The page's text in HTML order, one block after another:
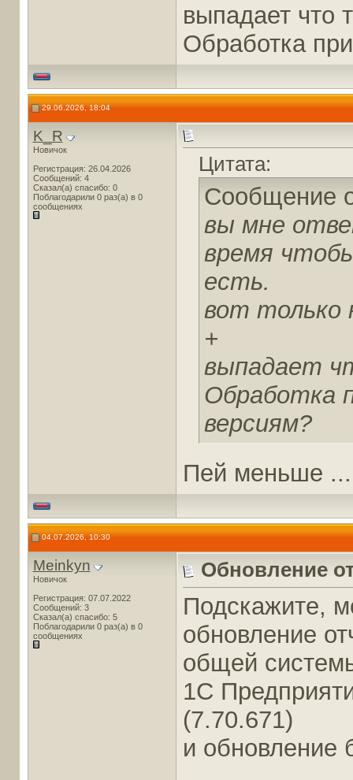
выпадает что
Обработка
29.06.2026, 18:04
K_R
Новичок
Регистрация: 26.04.2026
Сообщений: 4
Сказал(а) спасибо: 0
Поблагодарили 0 раз(а) в 0
сообщениях
Цитата:
Сообщение
вы мне
время
есть.
вот только
+
выпадает
Обработка
версиям?
Пей меньше ...
04.07.2026, 10:30
Meinkyn
Новичок
Регистрация: 07.07.2022
Сообщений: 3
Сказал(а) спасибо: 5
Поблагодарили 0 раз(а) в 0
сообщениях
Обновление
Подскажите,
обновление
общей
1С
(7.70.671)
и обновление